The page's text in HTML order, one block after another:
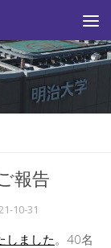
報告
10-31
しました。40名